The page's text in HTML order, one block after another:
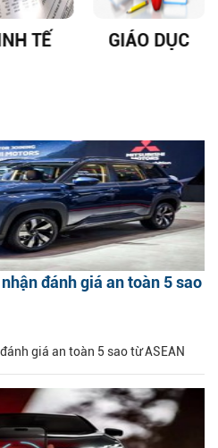
TẾ GIÁO DỤC
đánh giá an toàn 5 sao
giá an toàn 5 sao từ ASEAN